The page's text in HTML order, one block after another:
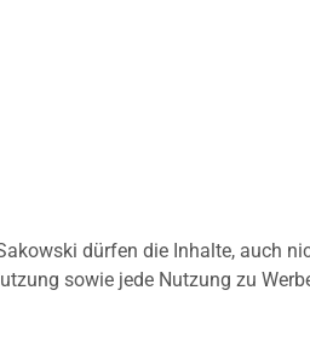
dürfen die Inhalte, auch
sowie jede Nutzung zu